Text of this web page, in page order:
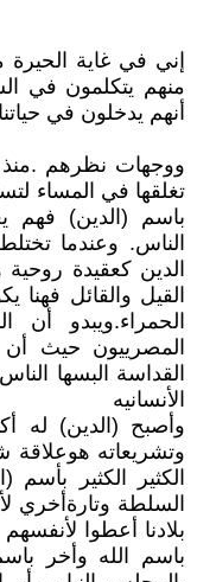
إني في غاية الحيرة
منهم يتكلمون في
أنهم يدخلون في
ووجهات نظرهم
تغلقها في المساء
باسم (الدين) فهم
الناس. وعندما
الدين كعقيدة
القيل والقائل
الحمراء.ويبدو أن
المصرييون حيث
القداسة البسها
الأنسانيه
وأصبح (الدين) له
وتشريعاته هوعلاقة
الكثير الكثير
السلطة وتارةأخري
بلادنا أعطوا
باسم الله وأخر